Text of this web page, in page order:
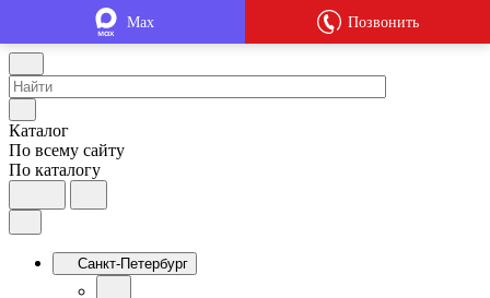
Каталог
По всему сайту
По каталогу
Санкт-Петербург
Max Позвонить